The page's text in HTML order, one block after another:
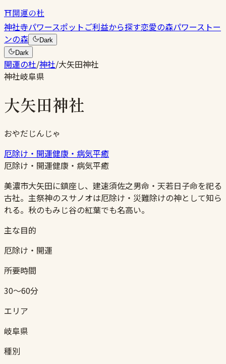
⛩開運の杜
神社寺パワースポットご利益から探す恋愛の森パワーストー
ンの森
Dark
Dark
開運の杜/神社/大矢田神社
神社岐阜県
大矢田神社
おやだじんじゃ
厄除け・開運健康・病気平癒
厄除け・開運健康・病気平癒
美濃市大矢田に鎮座し、建速須佐之男命・天若日子命を祀る
古社。主祭神のスサノオは厄除け・災難除けの神として知ら
れる。秋のもみじ谷の紅葉でも名高い。
主な目的
厄除け・開運
所要時間
30〜60分
エリア
岐阜県
種別